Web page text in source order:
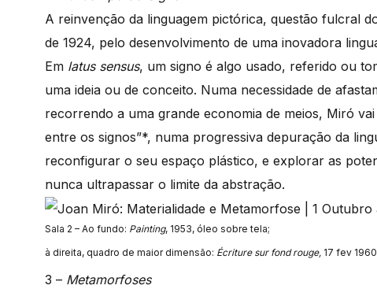
A reinvenção da linguagem pictórica, questão fulcral
de 1924, pelo desenvolvimento de uma inovadora
Em latus sensus, um signo é algo usado, referido ou
uma ideia ou de conceito. Numa necessidade de
recorrendo a uma grande economia de meios, Miró
entre os signos”*, numa progressiva depuração da
reconfigurar o seu espaço plástico, e explorar as
nunca ultrapassar o limite da abstração.
Sala 2 – Ao fundo: Painting, 1953, óleo sobre tela;
à direita, quadro de maior dimensão: Écriture sur fond rouge, 17 fev
3 – Metamorfoses